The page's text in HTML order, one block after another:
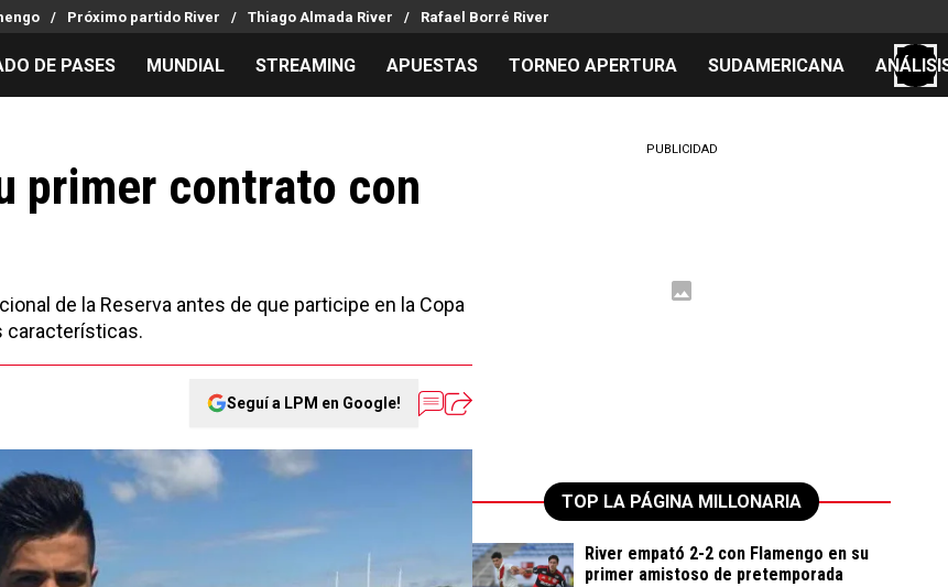
Próximo partido River Thiago Almada River Rafael Borré River
de Pases
tácticos
Entradas
Guías
Apuestas Mundial 2026
DE PASES MUNDIAL STREAMING APUESTAS TORNEO APERTURA SUDAMERICANA
primer contrato con
de la Reserva antes de que participe en la Copa
características.
Seguí a LPM en Google!
PUBLICIDAD
TOP LA PÁGINA MILLONARIA
River empató 2-2 con Flamengo en su
primer amistoso de pretemporada